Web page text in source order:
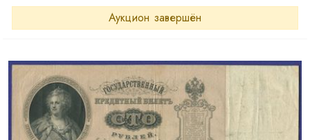
Аукцион завершён